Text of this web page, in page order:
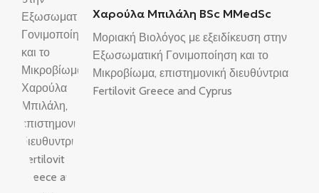
Χαρούλα Μπιλάλη BSc MMedSc
Μοριακή Βιολόγος με εξειδίκευση στην
Εξωσωματική Γονιμοποίηση και το
Μικροβίωμα, επιστημονική διευθύντρια
Fertilovit Greece and Cyprus